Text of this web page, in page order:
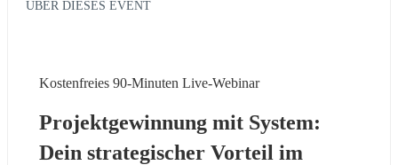
ÜBER DIESES EVENT
Kostenfreies 90-Minuten Live-Webinar
Projektgewinnung mit System:
Dein strategischer Vorteil im